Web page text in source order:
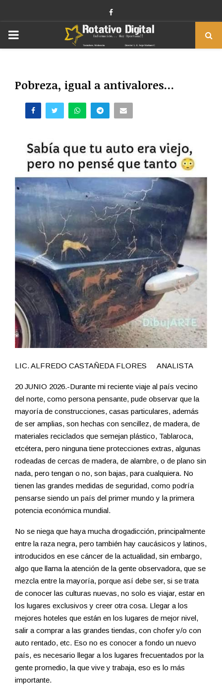
Facebook
PRIMARY
Pobreza, igual a antivalores…
LIC. ALFREDO CASTAÑEDA FLORES ANALISTA
20 JUNIO 2026.-Durante mi reciente viaje al país vecino
del norte, como persona pensante, pude observar que la
mayoría de construcciones, casas particulares, además
de ser amplias, son hechas con sencillez, de madera, de
materiales reciclados que semejan plástico, Tablaroca,
etcétera, pero ninguna tiene protecciones extras, algunas
rodeadas de cercas de madera, de alambre, o de plano sin
nada, pero tengan o no, son bajas, para cualquiera. No
tienen las grandes medidas de seguridad, como podría
pensarse siendo un país del primer mundo y la primera
potencia económica mundial.
No se niega que haya mucha drogadicción, principalmente
entre la raza negra, pero también hay caucásicos y latinos,
introducidos en ese cáncer de la actualidad, sin embargo,
algo que llama la atención de la gente observadora, que se
mezcla entre la mayoría, porque así debe ser, si se trata
de conocer las culturas nuevas, no solo es viajar, estar en
los lugares exclusivos y creer otra cosa. Llegar a los
mejores hoteles que están en los lugares de mejor nivel,
salir a comprar a las grandes tiendas, con chofer y/o con
auto rentado, etc. Eso no es conocer a fondo un nuevo
país, es necesario llegar a los lugares frecuentados por la
gente promedio, la que vive y trabaja, eso es lo más
importante.